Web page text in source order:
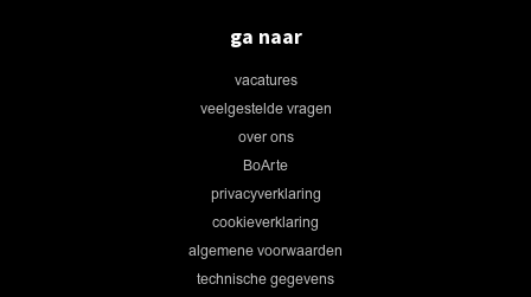
ga naar
vacatures
veelgestelde vragen
over ons
BoArte
privacyverklaring
cookieverklaring
algemene voorwaarden
technische gegevens